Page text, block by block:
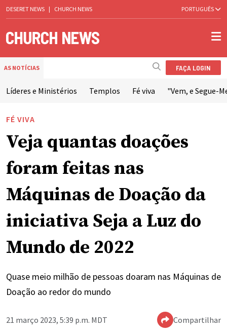
DESERET NEWS | CHURCH NEWS PORTUGUÊS
AS NOTÍCIAS FAÇA LOGIN
Líderes e Ministérios Templos Fé viva "Vem, e Segue-
FÉ VIVA
Veja quantas doações
foram feitas nas
Máquinas de Doação da
iniciativa Seja a Luz do
Mundo de 2022
Quase meio milhão de pessoas doaram nas Máquinas de
Doação ao redor do mundo
21 março 2023, 5:39 p.m. MDT Compartilhar